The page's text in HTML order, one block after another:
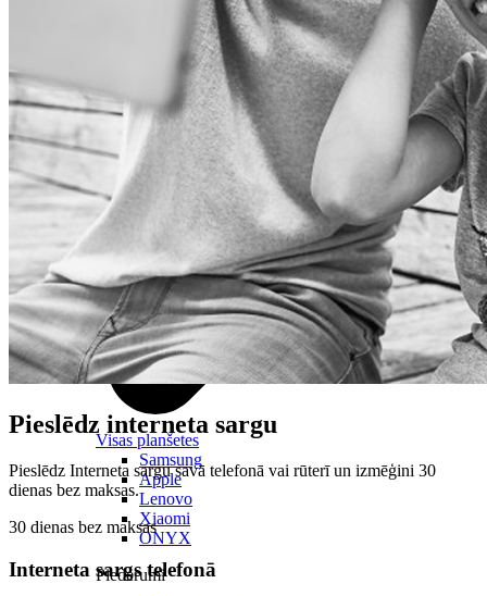
Visas planšetes
Samsung
Apple
Lenovo
Xiaomi
ONYX
Piederumi
Pieslēdz interneta sargu
Pieslēdz Interneta sargu savā telefonā vai rūterī un izmēģini 30
dienas bez maksas.
30 dienas bez maksas
Interneta sargs telefonā